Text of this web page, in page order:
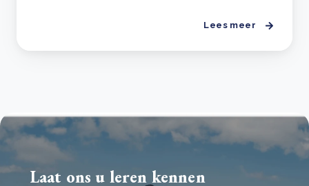
Lees meer
Laat ons u leren kennen